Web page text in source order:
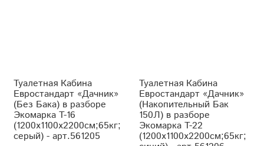
Туалетная Кабина
Евростандарт «Дачник»
(Без Бака) в разборе
Экомарка T-16
(1200x1100x2200см;65кг;
серый) - арт.561205
Туалетная Кабина
Евростандарт «Дачник»
(Накопительный Бак
150Л) в разборе
Экомарка T-22
(1200x1100x2200см;65кг;